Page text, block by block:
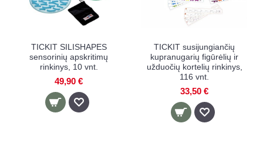
TICKIT SILISHAPES
sensorinių apskritimų
rinkinys, 10 vnt.
49,90 €
TICKIT susijungiančių
kupranugarių figūrėlių ir
užduočių kortelių rinkinys,
116 vnt.
33,50 €